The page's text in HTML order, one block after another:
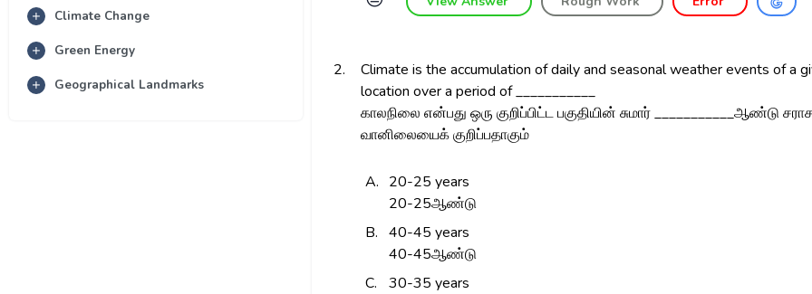
Climate Change
Green Energy
Geographical Landmarks
2.
Climate is the accumulation of daily and seasonal weather events of a
location over a period of ___________
காலநிலை என்பது ஒரு குறிப்பிட்ட பகுதியின் சுமார் ___________ஆண்டு
வானிலையைக் குறிப்பதாகும்
A. 20-25 years
20-25ஆண்டு
B.
40-45 years
40-45ஆண்டு
C.
30-35 years